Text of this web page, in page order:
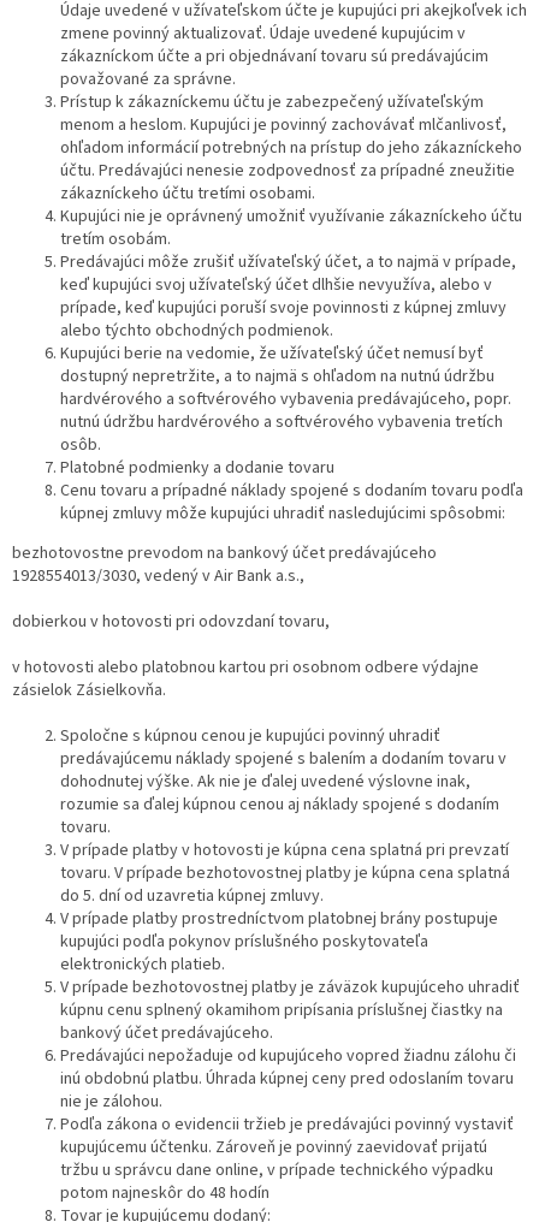
Údaje uvedené v užívateľskom účte je kupujúci pri akejkoľvek ich
zmene povinný aktualizovať. Údaje uvedené kupujúcim v
zákazníckom účte a pri objednávaní tovaru sú predávajúcim
považované za správne.
Prístup k zákazníckemu účtu je zabezpečený užívateľským
menom a heslom. Kupujúci je povinný zachovávať mlčanlivosť,
ohľadom informácií potrebných na prístup do jeho zákazníckeho
účtu. Predávajúci nenesie zodpovednosť za prípadné zneužitie
zákazníckeho účtu tretími osobami.
Kupujúci nie je oprávnený umožniť využívanie zákazníckeho účtu
tretím osobám.
Predávajúci môže zrušiť užívateľský účet, a to najmä v prípade,
keď kupujúci svoj užívateľský účet dlhšie nevyužíva, alebo v
prípade, keď kupujúci poruší svoje povinnosti z kúpnej zmluvy
alebo týchto obchodných podmienok.
Kupujúci berie na vedomie, že užívateľský účet nemusí byť
dostupný nepretržite, a to najmä s ohľadom na nutnú údržbu
hardvérového a softvérového vybavenia predávajúceho, popr.
nutnú údržbu hardvérového a softvérového vybavenia tretích
osôb.
Platobné podmienky a dodanie tovaru
Cenu tovaru a prípadné náklady spojené s dodaním tovaru podľa
kúpnej zmluvy môže kupujúci uhradiť nasledujúcimi spôsobmi:
bezhotovostne prevodom na bankový účet predávajúceho
1928554013/3030, vedený v Air Bank a.s.,
dobierkou v hotovosti pri odovzdaní tovaru,
v hotovosti alebo platobnou kartou pri osobnom odbere výdajne
zásielok Zásielkovňa.
Spoločne s kúpnou cenou je kupujúci povinný uhradiť
predávajúcemu náklady spojené s balením a dodaním tovaru v
dohodnutej výške. Ak nie je ďalej uvedené výslovne inak,
rozumie sa ďalej kúpnou cenou aj náklady spojené s dodaním
tovaru.
V prípade platby v hotovosti je kúpna cena splatná pri prevzatí
tovaru. V prípade bezhotovostnej platby je kúpna cena splatná
do 5. dní od uzavretia kúpnej zmluvy.
V prípade platby prostredníctvom platobnej brány postupuje
kupujúci podľa pokynov príslušného poskytovateľa
elektronických platieb.
V prípade bezhotovostnej platby je záväzok kupujúceho uhradiť
kúpnu cenu splnený okamihom pripísania príslušnej čiastky na
bankový účet predávajúceho.
Predávajúci nepožaduje od kupujúceho vopred žiadnu zálohu či
inú obdobnú platbu. Úhrada kúpnej ceny pred odoslaním tovaru
nie je zálohou.
Podľa zákona o evidencii tržieb je predávajúci povinný vystaviť
kupujúcemu účtenku. Zároveň je povinný zaevidovať prijatú
tržbu u správcu dane online, v prípade technického výpadku
potom najneskôr do 48 hodín
Tovar je kupujúcemu dodaný: